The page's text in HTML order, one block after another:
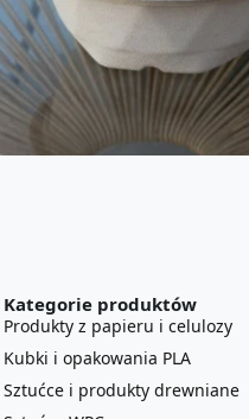
Kategorie produktów
Produkty z papieru i celulozy
Kubki i opakowania PLA
Sztućce i produkty drewniane